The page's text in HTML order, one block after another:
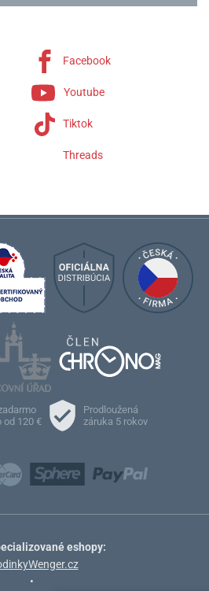
Facebook
Youtube
Tiktok
Threads
od 120 €
Prodloužená
záruka 5 rokov
eshopy:
•